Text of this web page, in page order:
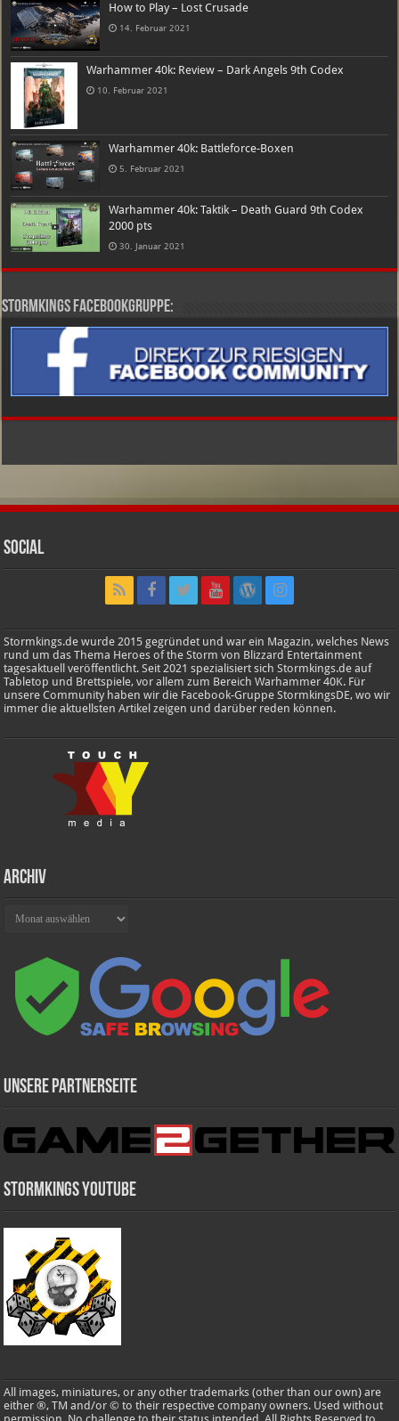
How to Play – Lost Crusade
14. Februar 2021
Warhammer 40k: Review – Dark Angels 9th Codex
10. Februar 2021
Warhammer 40k: Battleforce-Boxen
5. Februar 2021
Warhammer 40k: Taktik – Death Guard 9th Codex
2000 pts
30. Januar 2021
Stormkings Facebookgruppe:
Social
Stormkings.de wurde 2015 gegründet und war ein Magazin, welches News
rund um das Thema Heroes of the Storm von Blizzard Entertainment
tagesaktuell veröffentlicht. Seit 2021 spezialisiert sich Stormkings.de auf
Tabletop und Brettspiele, vor allem zum Bereich Warhammer 40K. Für
unsere Community haben wir die Facebook-Gruppe StormkingsDE, wo wir
immer die aktuellsten Artikel zeigen und darüber reden können.
Archiv
Unsere Partnerseite
Stormkings Youtube
All images, miniatures, or any other trademarks (other than our own) are
either ®, TM and/or © to their respective company owners. Used without